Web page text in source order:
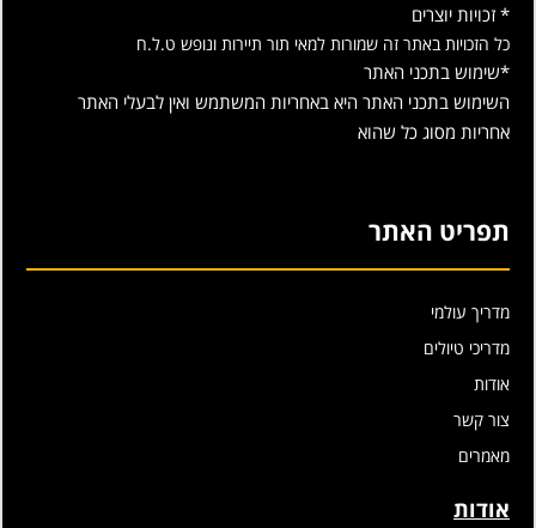
* זכויות יוצרים
כל הזכויות באתר זה שמורות למאי תור תיירות ונופש ט.ל.ח
*שימוש בתכני האתר
השימוש בתכני האתר היא באחריות המשתמש ואין לבעלי האתר
אחריות מסוג כל שהוא
תפריט האתר
מדריך עולמי
מדריכי טיולים
אודות
צור קשר
מאמרים
אודות